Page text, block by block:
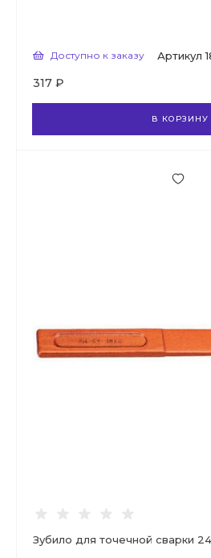
Доступно к заказу Артикул
317 ₽
В КОРЗИНУ
Зубило для точечной сварки